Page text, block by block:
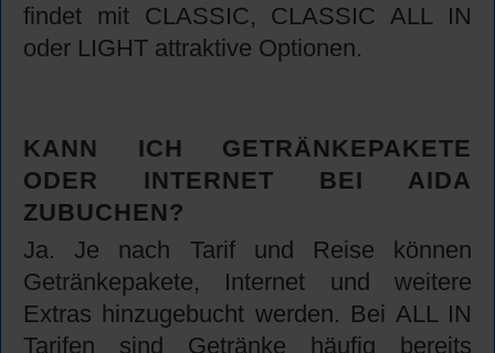
findet mit CLASSIC, CLASSIC ALL IN
oder LIGHT attraktive Optionen.
KANN ICH GETRÄNKEPAKETE
ODER INTERNET BEI AIDA
ZUBUCHEN?
Ja. Je nach Tarif und Reise können
Getränkepakete, Internet und weitere
Extras hinzugebucht werden. Bei ALL IN
Tarifen sind Getränke häufig bereits